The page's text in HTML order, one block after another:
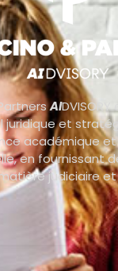
AI
juridique et
académique
en fournissant
judiciaire et